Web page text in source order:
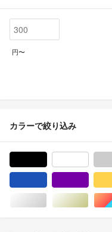
円〜
カラーで絞り込み
シルバー/銀色系
ゴー